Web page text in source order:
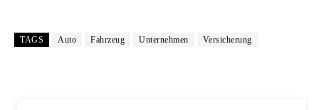
TAGS Auto Fahrzeug Unternehmen Versicherung